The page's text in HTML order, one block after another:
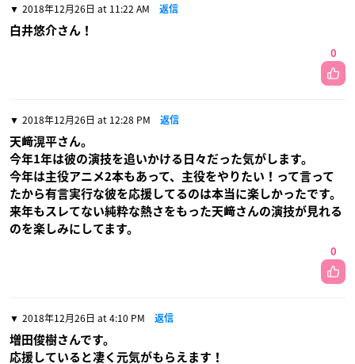
2018年12月26日 at 11:22 AM 返信
白井悠介さん！
0
2018年12月26日 at 12:28 PM 返信
天﨑滉平さん。
今年1年は彼の演技を追いかける日々だった気がします。
今年は主役アニメ2本もあって、主役をやりたい！って言って
たから有言実行な彼を応援してるのは本当に楽しかったです。
来年もスレてない純粋な熱さをもった天﨑さんの演技が見れる
のを楽しみにしてます。
0
2018年12月26日 at 4:10 PM 返信
増田俊樹さんです。
応援していると凄く元気がもらえます！